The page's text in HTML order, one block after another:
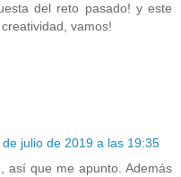
del reto pasado! y este
vamos!
de julio de 2019 a las 19:35
así que me apunto. Además